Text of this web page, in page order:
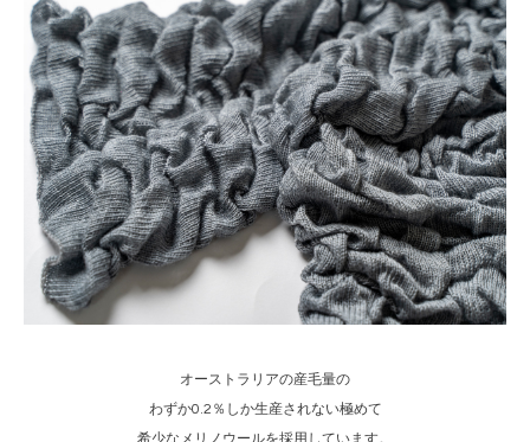
オーストラリアの産毛量の
わずか0.2％しか生産されない極めて